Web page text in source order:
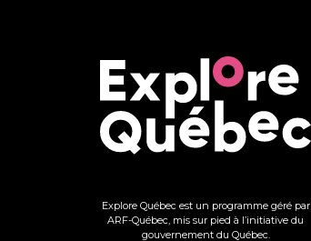
Explore Québec est un programme géré par
ARF-Québec, mis sur pied à l’initiative du
gouvernement du Québec.